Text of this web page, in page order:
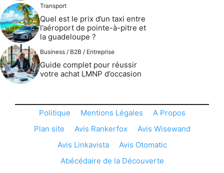
Transport
Quel est le prix d’un taxi entre
l’aéroport de pointe-à-pitre et
la guadeloupe ?
Business / B2B / Entreprise
Guide complet pour réussir
votre achat LMNP d’occasion
Politique Mentions Légales
A Propos
Plan site
Avis Rankerfox
Avis Wisewand
Avis Linkavista
Avis Otomatic
Abécédaire de la Découverte